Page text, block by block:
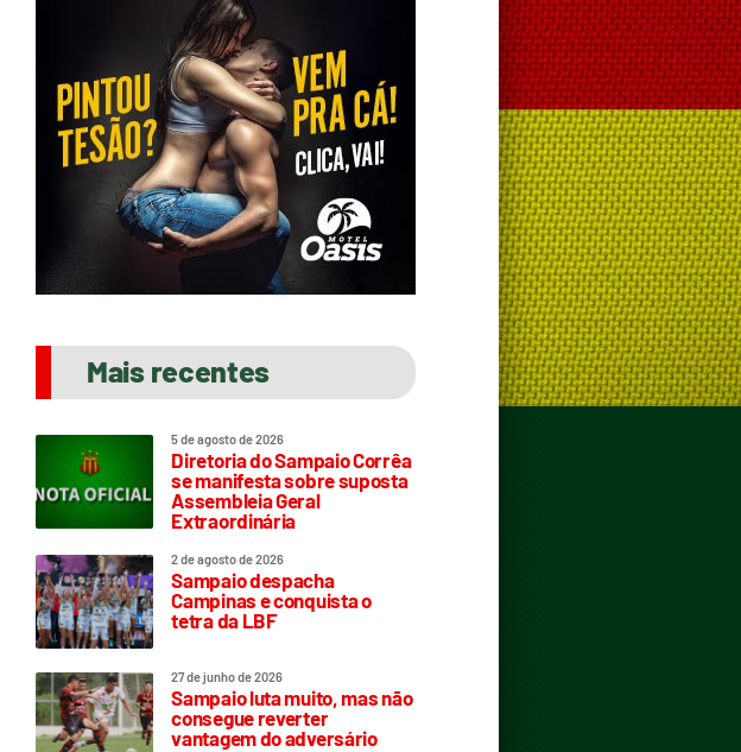
Mais recentes
5 de agosto de 2026
Diretoria do Sampaio Corrêa
se manifesta sobre suposta
Assembleia Geral
Extraordinária
2 de agosto de 2026
Sampaio despacha
Campinas e conquista o
tetra da LBF
27 de junho de 2026
Sampaio luta muito, mas não
consegue reverter
vantagem do adversário